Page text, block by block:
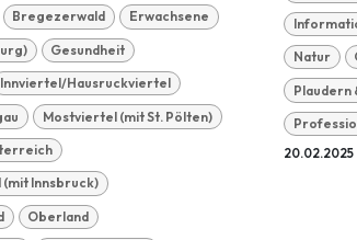
Bregezerwald Erwachsene
Gesundheit
Innviertel/Hausruckviertel
Mostviertel (mit St. Pölten)
Innsbruck)
Oberland
Natur
Plaudern
20.02.2025